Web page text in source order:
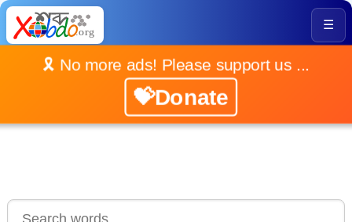
☰
🎗️ No more ads! Please support us ...
💝Donate